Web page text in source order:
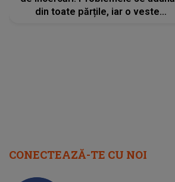
din toate părțile, iar o veste
CONECTEAZĂ-TE CU NOI